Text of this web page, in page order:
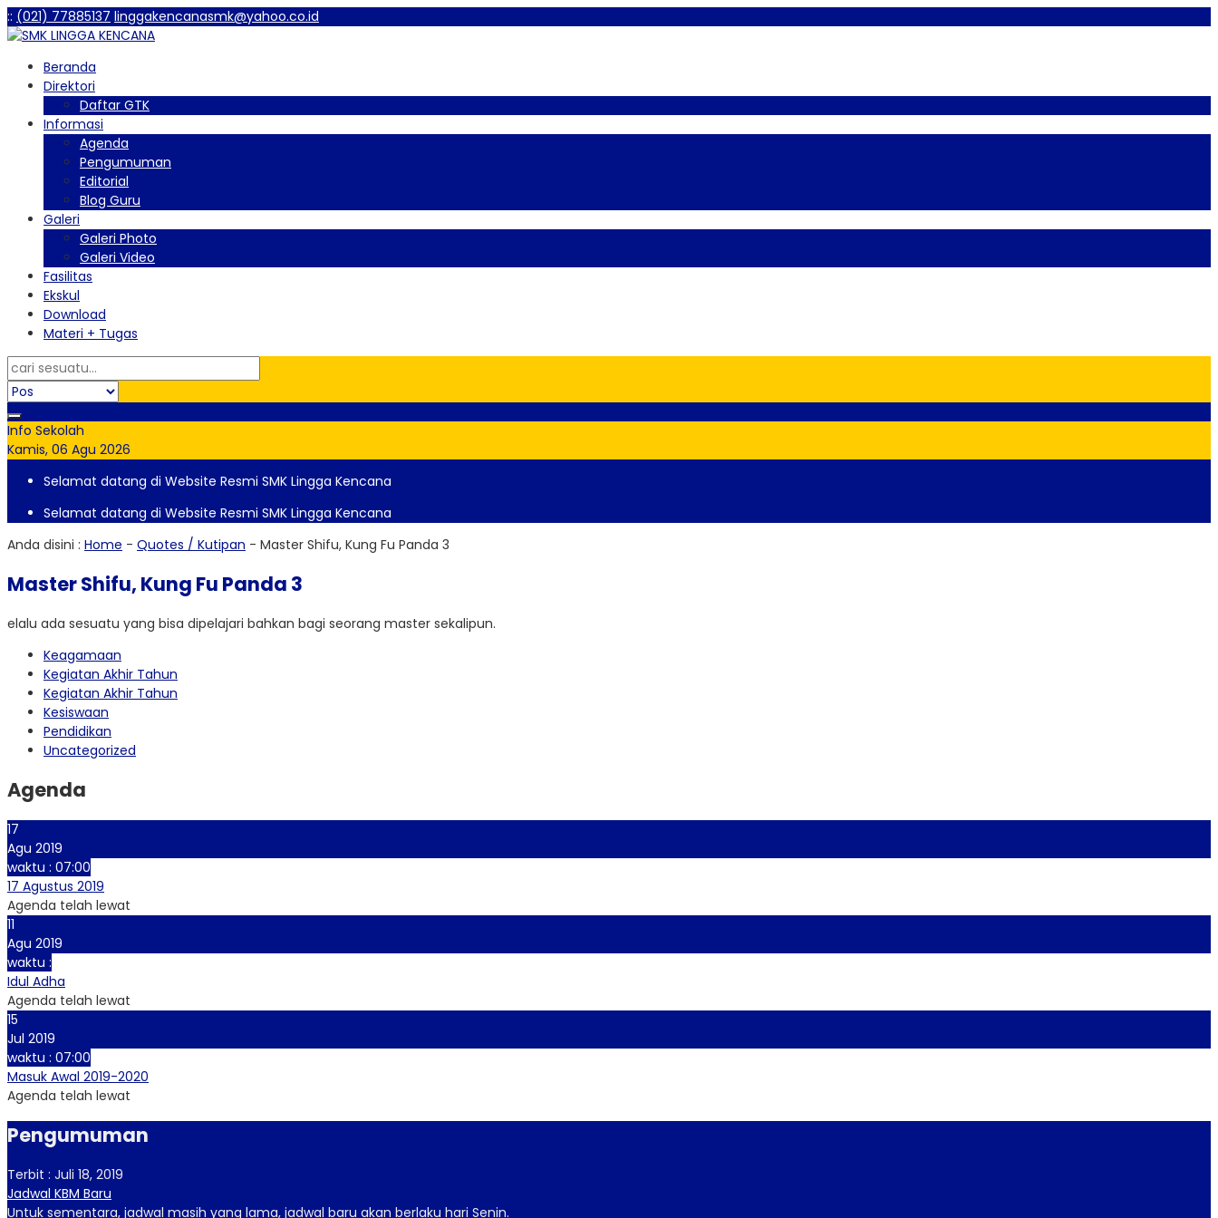
:: (021) 77885137 linggakencanasmk@yahoo.co.id
Beranda
Direktori
Daftar GTK
Informasi
Agenda
Pengumuman
Editorial
Blog Guru
Galeri
Galeri Photo
Galeri Video
Fasilitas
Ekskul
Download
Materi + Tugas
Info Sekolah
Kamis, 06 Agu 2026
Selamat datang di Website Resmi SMK Lingga Kencana
Selamat datang di Website Resmi SMK Lingga Kencana
Anda disini : Home - Quotes / Kutipan - Master Shifu, Kung Fu Panda 3
Master Shifu, Kung Fu Panda 3
elalu ada sesuatu yang bisa dipelajari bahkan bagi seorang master sekalipun.
Keagamaan
Kegiatan Akhir Tahun
Kegiatan Akhir Tahun
Kesiswaan
Pendidikan
Uncategorized
Agenda
17
Agu 2019
waktu : 07:00
17 Agustus 2019
Agenda telah lewat
11
Agu 2019
waktu :
Idul Adha
Agenda telah lewat
15
Jul 2019
waktu : 07:00
Masuk Awal 2019-2020
Agenda telah lewat
Pengumuman
Terbit : Juli 18, 2019
Jadwal KBM Baru
Untuk sementara, jadwal masih yang lama, jadwal baru akan berlaku hari Senin.